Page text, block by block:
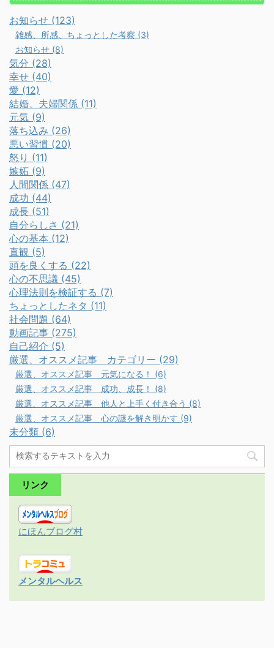
お知らせ (123)
雑感、所感、ちょっとした考察 (3)
お知らせ (8)
気分 (28)
幸せ (40)
愛 (12)
結婚、夫婦関係 (11)
元気 (9)
落ち込み (26)
悪い習慣 (20)
怒り (11)
嫉妬 (9)
人間関係 (47)
成功 (44)
成長 (51)
自分らしさ (21)
心の基本 (12)
直観 (5)
頭を良くする (22)
心の不思議 (45)
心理法則を検証する (7)
ちょっとしたネタ (11)
社会問題 (64)
動画記事 (275)
自己紹介 (5)
厳選、オススメ記事 カテゴリー (29)
厳選、オススメ記事 元気になる！ (6)
厳選、オススメ記事 成功、成長！ (8)
厳選、オススメ記事 他人と上手く付き合う (8)
厳選、オススメ記事 心の謎を解き明かす (9)
未分類 (6)
リンク
にほんブログ村
メンタルヘルス